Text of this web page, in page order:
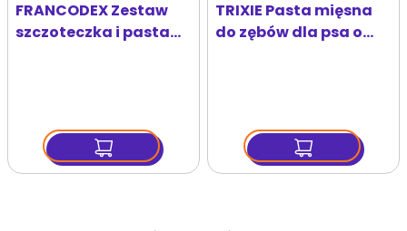
FRANCODEX Zestaw
szczoteczka i pasta
TRIXIE Pasta mięsna
do zębów dla psa o